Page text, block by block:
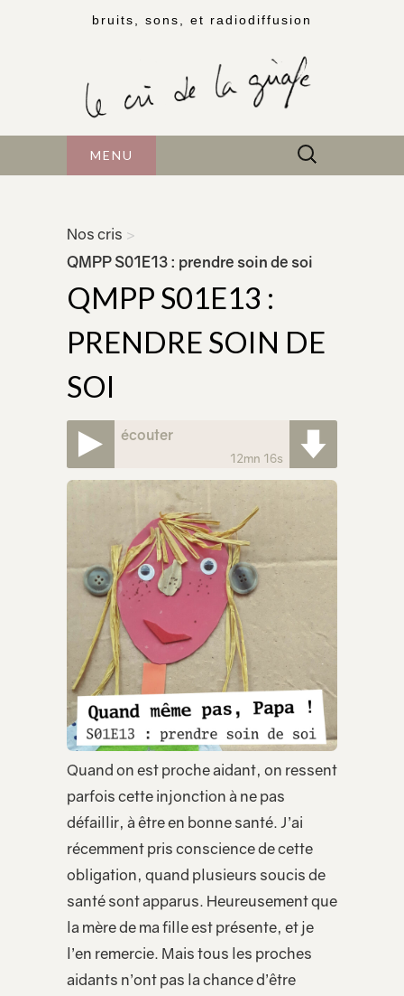
bruits, sons, et radiodiffusion
MENU Rechercher :
Nos cris >
QMPP S01E13 : prendre soin de soi
QMPP S01E13 :
PRENDRE SOIN DE
SOI
écouter
12mn 16s
Quand on est proche aidant, on ressent
parfois cette injonction à ne pas
défaillir, à être en bonne santé. J’ai
récemment pris conscience de cette
obligation, quand plusieurs soucis de
santé sont apparus. Heureusement que
la mère de ma fille est présente, et je
l’en remercie. Mais tous les proches
aidants n’ont pas la chance d’être